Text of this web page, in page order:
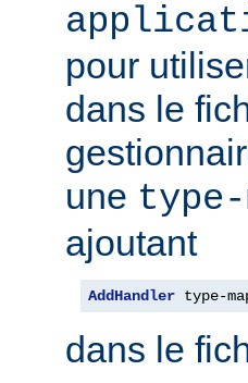
pour
dans le
une type-
ajoutant
AddHandler type-
dans le